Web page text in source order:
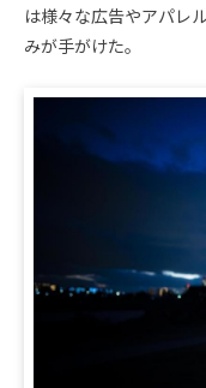
は様々な広告やアパレ
みが手がけた。